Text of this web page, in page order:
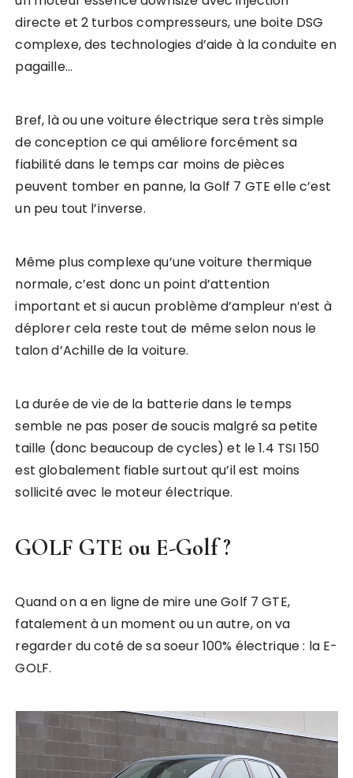
directe et 2 turbos compresseurs, une boite DSG
complexe, des technologies d’aide à la conduite en
pagaille…
Bref, là ou une voiture électrique sera très simple
de conception ce qui améliore forcément sa
fiabilité dans le temps car moins de pièces
peuvent tomber en panne, la Golf 7 GTE elle c’est
un peu tout l’inverse.
Même plus complexe qu’une voiture thermique
normale, c’est donc un point d’attention
important et si aucun problème d’ampleur n’est à
déplorer cela reste tout de même selon nous le
talon d’Achille de la voiture.
La durée de vie de la batterie dans le temps
semble ne pas poser de soucis malgré sa petite
taille (donc beaucoup de cycles) et le 1.4 TSI 150
est globalement fiable surtout qu’il est moins
sollicité avec le moteur électrique.
GOLF GTE ou E-Golf ?
Quand on a en ligne de mire une Golf 7 GTE,
fatalement à un moment ou un autre, on va
regarder du coté de sa soeur 100% électrique : la E-
GOLF.